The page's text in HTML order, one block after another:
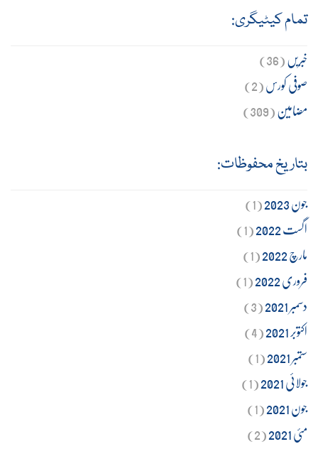
تمام کیٹیگری:
خبریں(36)
صوفی کورس(2)
مضامین(309)
بتاریخ محفوظات:
جون 2023
(1)
اگست 2022
(1)
مارچ 2022
(1)
فروری 2022
(1)
دسمبر 2021
(3)
اکتوبر 2021
(4)
ستمبر 2021
(1)
جولائی 2021
(1)
جون 2021
(1)
مئی 2021
(2)